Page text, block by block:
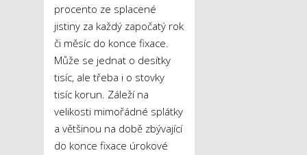
procento ze splacené
jistiny za každý započatý rok
či měsíc do konce fixace.
Může se jednat o desítky
tisíc, ale třeba i o stovky
tisíc korun. Záleží na
velikosti mimořádné splátky
a většinou na době zbývající
do konce fixace úrokové